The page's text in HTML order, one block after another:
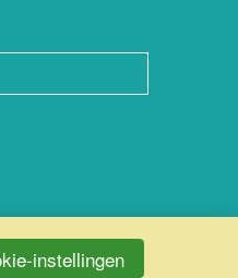
instellingen